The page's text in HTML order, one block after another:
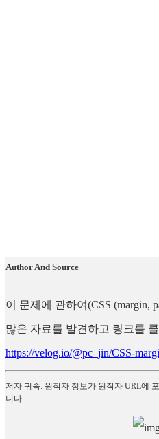
Author And Source
이 문제에 관하여(CSS (margin,
많은 자료를 발견하고 링크를
https://velog.io/@pc_jin/CSS-
저자 귀속: 원작자 정보가 원작자 URL에
니다.